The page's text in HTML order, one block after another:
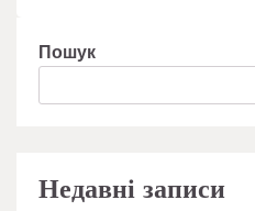
Пошук
Недавні записи